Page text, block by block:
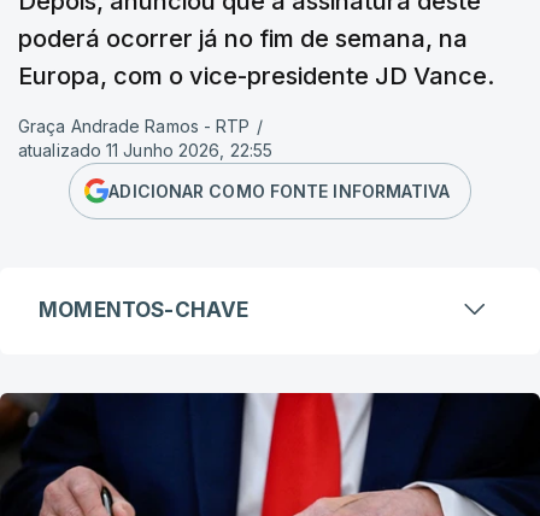
poderá ocorrer já no fim de semana, na
Europa, com o vice-presidente JD Vance.
Graça Andrade Ramos - RTP /
atualizado 11 Junho 2026, 22:55
ADICIONAR COMO FONTE INFORMATIVA
MOMENTOS-CHAVE